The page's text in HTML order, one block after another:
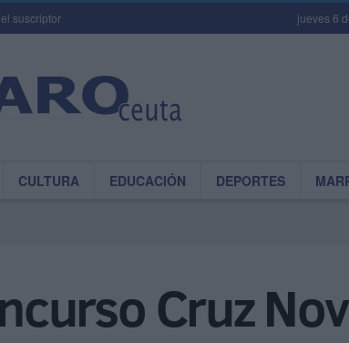
suscriptor jueves 6
CULTURA EDUCACIÓN DEPORTES
Cruz